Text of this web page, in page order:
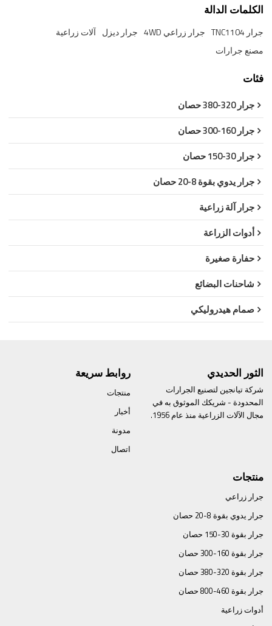
الكلمات الدالة
جرار TNC1104 جرار زراعي 4WD جرار ديزل آلات زراعية
مصنع جرارات
فئات
جرار 320-380 حصان
جرار 160-300 حصان
جرار 30-150 حصان
جرار يدوي بقوة 8-20 حصان
جرار آلة زراعية
أدوات الزراعة
حفارة صغيرة
شاحنات البضائع
صمام هيدروليكي
الثور الحديدي
شركة تيانجين لتصنيع الجرارات
المحدودة - شريكك الموثوق به في
مجال الآلات الزراعية منذ عام 1956.
روابط سريعة
منتجات
أخبار
مدونة
اتصال
منتجات
جرار زراعي
جرار يدوي بقوة 8-20 حصان
جرار بقوة 30-150 حصان
جرار بقوة 160-300 حصان
جرار بقوة 320-380 حصان
جرار بقوة 460-800 حصان
أدوات زراعية